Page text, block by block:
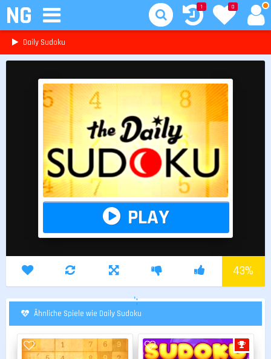
NG 0
1
Daily Sudoku
PLAY
43%
';
Ähnliche Spiele wie Daily Sudoku